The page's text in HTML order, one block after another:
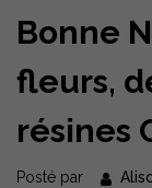
Bonne
fleurs,
résines
Posté par